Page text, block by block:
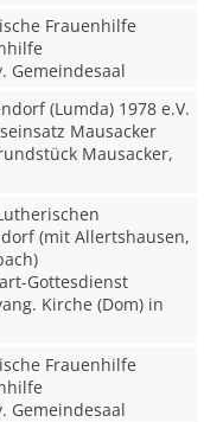
Frauenhilfe
Gemeindesaal
(Lumda) 1978 e.V.
Mausacker
Mausacker,
(mit Allertshausen,
Gottesdienst
Kirche (Dom) in
Frauenhilfe
Gemeindesaal